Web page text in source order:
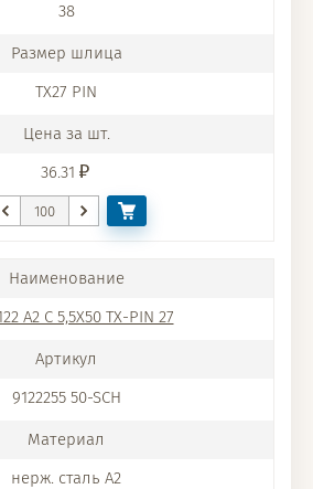
38
TX27 PIN
36.31
A2 C 5,5X50 TX-PIN 27
9122255 50-SCH
нерж. сталь A2